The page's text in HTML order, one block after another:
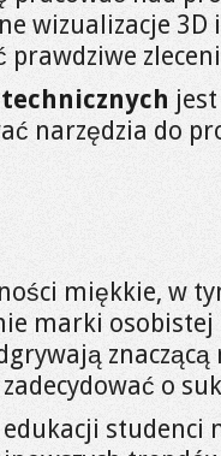
wizualizacje 3D
prawdziwe
narzędzia do
miękkie, w
marki osobistej
o
studenci